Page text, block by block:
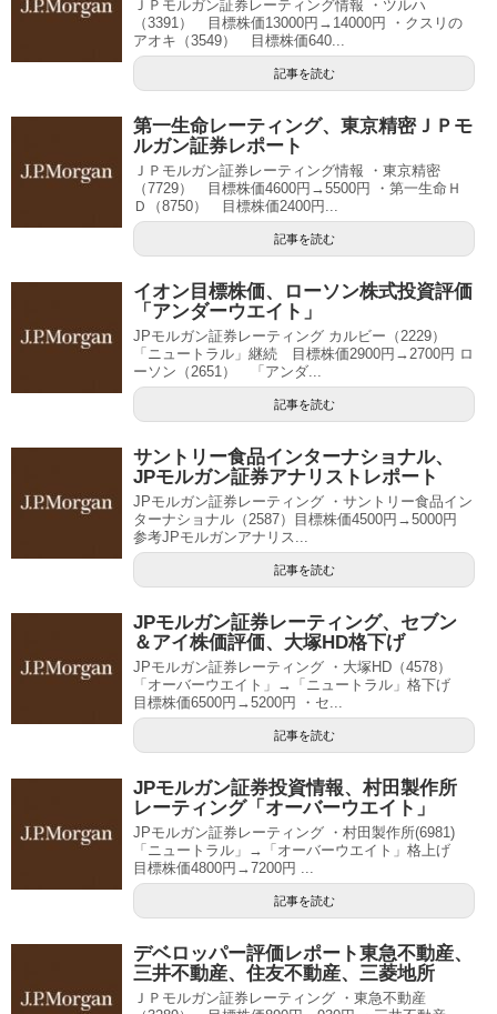
ＪＰモルガン証券レーティング情報 ・ツルハ
（3391） 目標株価13000円→14000円 ・クスリの
アオキ（3549） 目標株価640...
記事を読む
第一生命レーティング、東京精密ＪＰモ
ルガン証券レポート
ＪＰモルガン証券レーティング情報 ・東京精密
（7729） 目標株価4600円→5500円 ・第一生命Ｈ
Ｄ（8750） 目標株価2400円...
記事を読む
イオン目標株価、ローソン株式投資評価
「アンダーウエイト」
JPモルガン証券レーティング カルビー（2229）
「ニュートラル」継続 目標株価2900円→2700円 ロ
ーソン（2651） 「アンダ...
記事を読む
サントリー食品インターナショナル、
JPモルガン証券アナリストレポート
JPモルガン証券レーティング ・サントリー食品イン
ターナショナル（2587）目標株価4500円→5000円
参考JPモルガンアナリス...
記事を読む
JPモルガン証券レーティング、セブン
＆アイ株価評価、大塚HD格下げ
JPモルガン証券レーティング ・大塚HD（4578）
「オーバーウエイト」→「ニュートラル」格下げ
目標株価6500円→5200円 ・セ...
記事を読む
JPモルガン証券投資情報、村田製作所
レーティング「オーバーウエイト」
JPモルガン証券レーティング ・村田製作所(6981)
「ニュートラル」→「オーバーウエイト」格上げ
目標株価4800円→7200円 ...
記事を読む
デベロッパー評価レポート東急不動産、
三井不動産、住友不動産、三菱地所
ＪＰモルガン証券レーティング ・東急不動産